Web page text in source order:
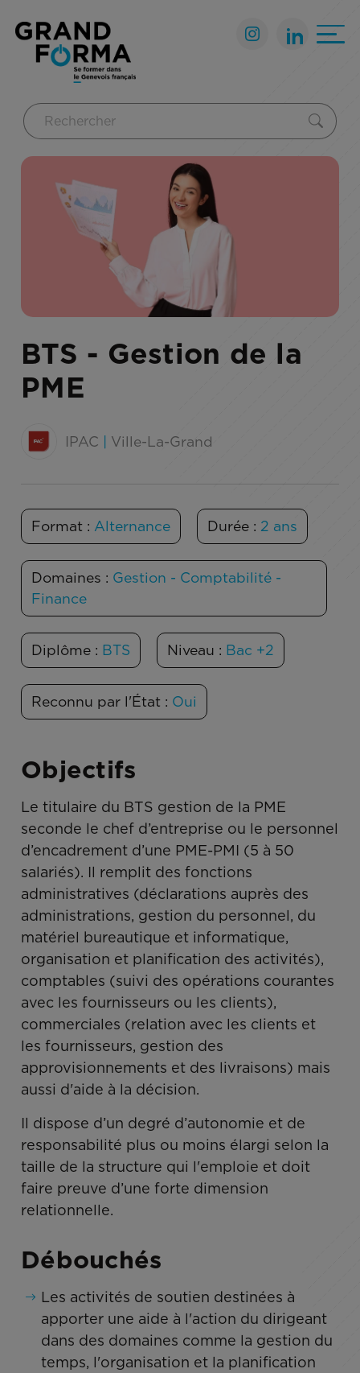
BTS - Gestion de la
PME
IPAC | Ville-La-Grand
Format : Alternance Durée : 2 ans
Domaines : Gestion - Comptabilité -
Finance
Diplôme : BTS Niveau : Bac +2
Reconnu par l'État : Oui
Objectifs
Le titulaire du BTS gestion de la PME
seconde le chef d’entreprise ou le personnel
d’encadrement d’une PME-PMI (5 à 50
salariés). Il remplit des fonctions
administratives (déclarations auprès des
administrations, gestion du personnel, du
matériel bureautique et informatique,
organisation et planification des activités),
comptables (suivi des opérations courantes
avec les fournisseurs ou les clients),
commerciales (relation avec les clients et
les fournisseurs, gestion des
approvisionnements et des livraisons) mais
aussi d'aide à la décision.
Il dispose d’un degré d’autonomie et de
responsabilité plus ou moins élargi selon la
taille de la structure qui l'emploie et doit
faire preuve d’une forte dimension
relationnelle.
Débouchés
Les activités de soutien destinées à
apporter une aide à l'action du dirigeant
dans des domaines comme la gestion du
temps, l'organisation et la planification